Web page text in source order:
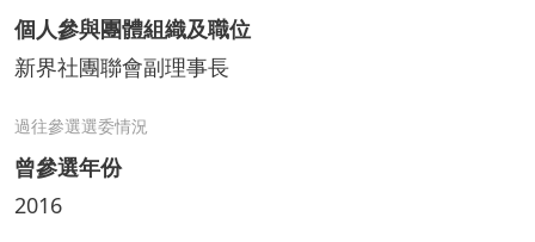
個人參與團體組織及職位
新界社團聯會副理事長
過往參選選委情況
曾參選年份
2016